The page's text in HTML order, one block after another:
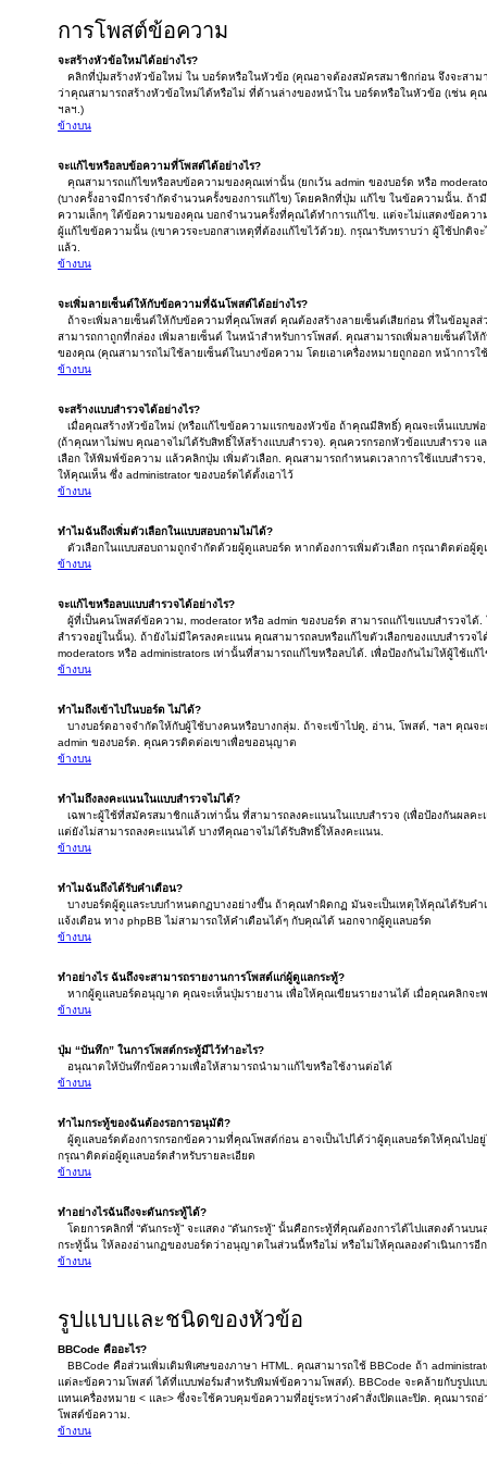
การโพสต์ข้อความ
จะสร้างหัวข้อใหม่ได้อย่างไร?
คลิกที่ปุ่มสร้างหัวข้อใหม่ ใน บอร์ดหรือในหัวข้อ (คุณอาจต้องสมัครสมาชิกก่อน จึงจะสา
ว่าคุณสามารถสร้างหัวข้อใหม่ได้หรือไม่ ที่ด้านล่างของหน้าใน บอร์ดหรือในหัวข้อ (เช่น คุ
ฯลฯ.)
ข้างบน
จะแก้ไขหรือลบข้อความที่โพสต์ได้อย่างไร?
คุณสามารถแก้ไขหรือลบข้อความของคุณเท่านั้น (ยกเว้น admin ของบอร์ด หรือ
(บางครั้งอาจมีการจำกัดจำนวนครั้งของการแก้ไข) โดยคลิกที่ปุ่ม แก้ไข ในข้อความนั้น.
ความเล็กๆ ใต้ข้อความของคุณ บอกจำนวนครั้งที่คุณได้ทำการแก้ไข. แต่จะไม่แสดงข้อความ
ผู้แก้ไขข้อความนั้น (เขาควรจะบอกสาเหตุที่ต้องแก้ไขไว้ด้วย). กรุณารับทราบว่า ผู้ใช้ปกติ
แล้ว.
ข้างบน
จะเพิ่มลายเซ็นต์ให้กับข้อความที่ฉันโพสต์ได้อย่างไร?
ถ้าจะเพิ่มลายเซ็นต์ให้กับข้อความที่คุณโพสต์ คุณต้องสร้างลายเซ็นต์เสียก่อน ที่ในข้อมูล
สามารถกาถูกที่กล่อง เพิ่มลายเซ็นต์ ในหน้าสำหรับการโพสต์. คุณสามารถเพิ่มลายเซ็นต์ใ
ของคุณ (คุณสามารถไม่ใช้ลายเซ็นต์ในบางข้อความ โดยเอาเครื่องหมายถูกออก หน้าการใ
ข้างบน
จะสร้างแบบสำรวจได้อย่างไร?
เมื่อคุณสร้างหัวข้อใหม่ (หรือแก้ไขข้อความแรกของหัวข้อ ถ้าคุณมีสิทธิ์) คุณจะเห็นแบบฟอ
(ถ้าคุณหาไม่พบ คุณอาจไม่ได้รับสิทธิ์ให้สร้างแบบสำรวจ). คุณควรกรอกหัวข้อแบบสำรวจ แล
เลือก ให้พิมพ์ข้อความ แล้วคลิกปุ่ม เพิ่มตัวเลือก. คุณสามารถกำหนดเวลาการใช้แบบสำรว
ให้คุณเห็น ซึ่ง administrator ของบอร์ดได้ตั้งเอาไว้
ข้างบน
ทำไมฉันถึงเพิ่มตัวเลือกในแบบสอบถามไม่ได้?
ตัวเลือกในแบบสอบถามถูกจำกัดด้วยผู้ดูแลบอร์ด หากต้องการเพิ่มตัวเลือก กรุณาติดต่อผู้ดู
ข้างบน
จะแก้ไขหรือลบแบบสำรวจได้อย่างไร?
ผู้ที่เป็นคนโพสต์ข้อความ, moderator หรือ admin ของบอร์ด สามารถแก้ไขแบบสำรวจไ
สำรวจอยู่ในนั้น). ถ้ายังไม่มีใครลงคะแนน คุณสามารถลบหรือแก้ไขตัวเลือกของแบบสำรวจ
moderators หรือ administrators เท่านั้นที่สามารถแก้ไขหรือลบได้. เพื่อป้องกันไม่ให้ผู้ใช้แก้
ข้างบน
ทำไมถึงเข้าไปในบอร์ด ไม่ได้?
บางบอร์ดอาจจำกัดให้กับผู้ใช้บางคนหรือบางกลุ่ม. ถ้าจะเข้าไปดู, อ่าน, โพสต์, ฯลฯ คุณจ
admin ของบอร์ด. คุณควรติดต่อเขาเพื่อขออนุญาต
ข้างบน
ทำไมถึงลงคะแนนในแบบสำรวจไม่ได้?
เฉพาะผู้ใช้ที่สมัครสมาชิกแล้วเท่านั้น ที่สามารถลงคะแนนในแบบสำรวจ (เพื่อป้องกันผล
แต่ยังไม่สามารถลงคะแนนได้ บางทีคุณอาจไม่ได้รับสิทธิ์ให้ลงคะแนน.
ข้างบน
ทำไมฉันถึงได้รับคำเตือน?
บางบอร์ดผู้ดูแลระบบกำหนดกฏบางอย่างขึ้น ถ้าคุณทำผิดกฏ มันจะเป็นเหตุให้คุณได้รับค
แจ้งเตือน ทาง phpBB ไม่สามารถให้คำเตือนได้ๆ กับคุณได้ นอกจากผู้ดูแลบอร์ด
ข้างบน
ทำอย่างไร ฉันถึงจะสามารถรายงานการโพสต์แก่ผู้ดูแลกระทู้?
หากผู้ดูแลบอร์ดอนุญาต คุณจะเห็นปุ่มรายงาน เพื่อให้คุณเขียนรายงานได้ เมื่อคุณคลิกจะ
ข้างบน
ปุ่ม “บันทึก” ในการโพสต์กระทู้มีไว้ทำอะไร?
อนุณาตให้บันทึกข้อความเพื่อให้สามารถนำมาแก้ไขหรือใช้งานต่อได้
ข้างบน
ทำไมกระทู้ของฉันต้องรอการอนุมัติ?
ผู้ดูแลบอร์ดต้องการกรอกข้อความที่คุณโพสต์ก่อน อาจเป็นไปได้ว่าผู้ดุแลบอร์ดให้คุณไปอ
กรุณาติดต่อผู้ดูแลบอร์ดสำหรับรายละเอียด
ข้างบน
ทำอย่างไรฉันถึงจะดันกระทู้ได้?
โดยการคลิกที่ “ดันกระทู้” จะแสดง “ดันกระทู้” นั้นคือกระทู้ที่คุณต้องการได้ไปแสดงด้านบ
กระทู้นั้น ให้ลองอ่านกฏของบอร์ดว่าอนุญาตในส่วนนี้หรือไม่ หรือไม่ให้คุณลองดำเนินการอี
ข้างบน
รูปแบบและชนิดของหัวข้อ
BBCode คืออะไร?
BBCode คือส่วนเพิ่มเติมพิเศษของภาษา HTML. คุณสามารถใช้ BBCode ถ้า
แต่ละข้อความโพสต์ ได้ที่แบบฟอร์มสำหรับพิมพ์ข้อความโพสต์). BBCode จะคล้ายกับรูปแบ
แทนเครื่องหมาย < และ> ซึ่งจะใช้ควบคุมข้อความที่อยู่ระหว่างคำสั่งเปิดและปิด. คุณมารถ
โพสต์ข้อความ.
ข้างบน